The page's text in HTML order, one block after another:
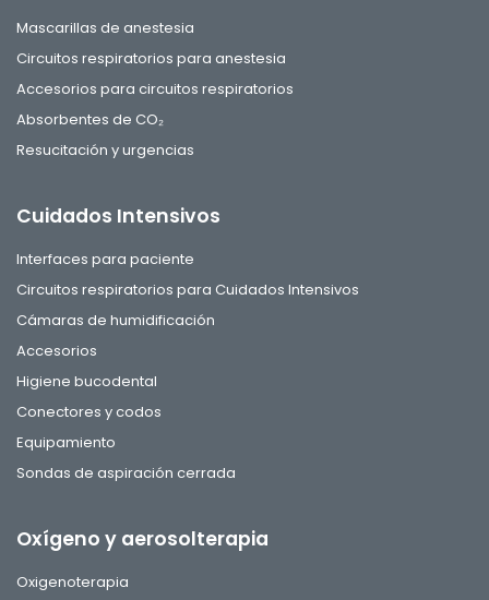
Mascarillas de anestesia
Circuitos respiratorios para anestesia
Accesorios para circuitos respiratorios
Absorbentes de CO₂
Resucitación y urgencias
Cuidados Intensivos
Interfaces para paciente
Circuitos respiratorios para Cuidados Intensivos
Cámaras de humidificación
Accesorios
Higiene bucodental
Conectores y codos
Equipamiento
Sondas de aspiración cerrada
Oxígeno y aerosolterapia
Oxigenoterapia